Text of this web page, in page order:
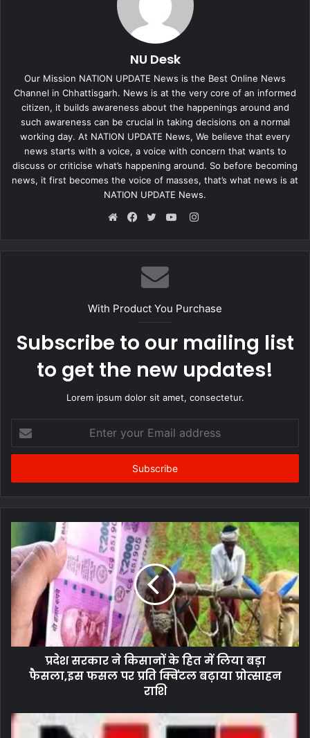
NU Desk
Our Mission NATION UPDATE News is the Best Online News
Channel in Chhattisgarh. News is at the very core of an informed
citizen, it builds awareness about the happenings around and
such awareness can be crucial in taking decisions on a normal
working day. At NATION UPDATE News, We believe that every
news starts with a voice, a voice with concern that wants to
discuss or criticise what’s happening around. So before becoming
news, it first becomes the voice of masses, that’s what news is at
NATION UPDATE News.
Instagram
With Product You Purchase
Subscribe to our mailing list
to get the new updates!
Lorem ipsum dolor sit amet, consectetur.
your
Email
प्रदेश सरकार ने किसानों के हित में लिया बड़ा
फैसला,इस फसल पर प्रति क्विंटल बढ़ाया प्रोत्साहन
राशि